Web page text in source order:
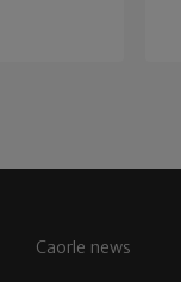
Caorle news